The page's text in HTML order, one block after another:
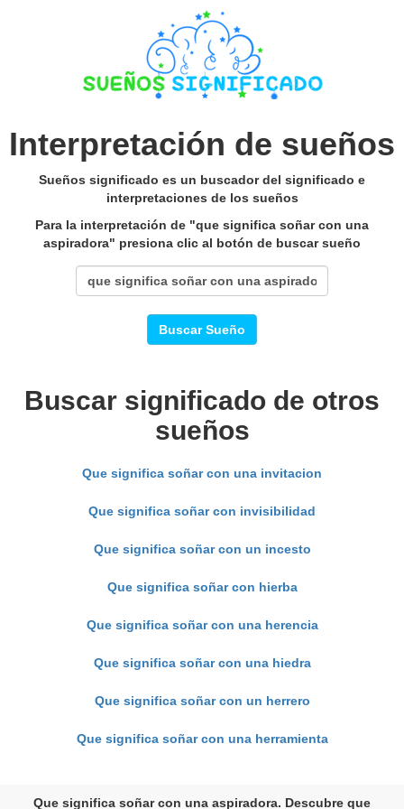
Interpretación de sueños
Sueños significado es un buscador del significado e
interpretaciones de los sueños
Para la interpretación de "que significa soñar con una
aspiradora" presiona clic al botón de buscar sueño
Buscar Sueño
Buscar significado de otros
sueños
Que significa soñar con una invitacion
Que significa soñar con invisibilidad
Que significa soñar con un incesto
Que significa soñar con hierba
Que significa soñar con una herencia
Que significa soñar con una hiedra
Que significa soñar con un herrero
Que significa soñar con una herramienta
Que significa soñar con una aspiradora. Descubre que